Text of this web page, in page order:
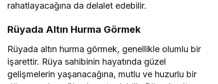
rahatlayacağına da delalet edebilir.
Rüyada Altın Hurma Görmek
Rüyada altın hurma görmek, genellikle olumlu bir
işarettir. Rüya sahibinin hayatında güzel
gelişmelerin yaşanacağına, mutlu ve huzurlu bir